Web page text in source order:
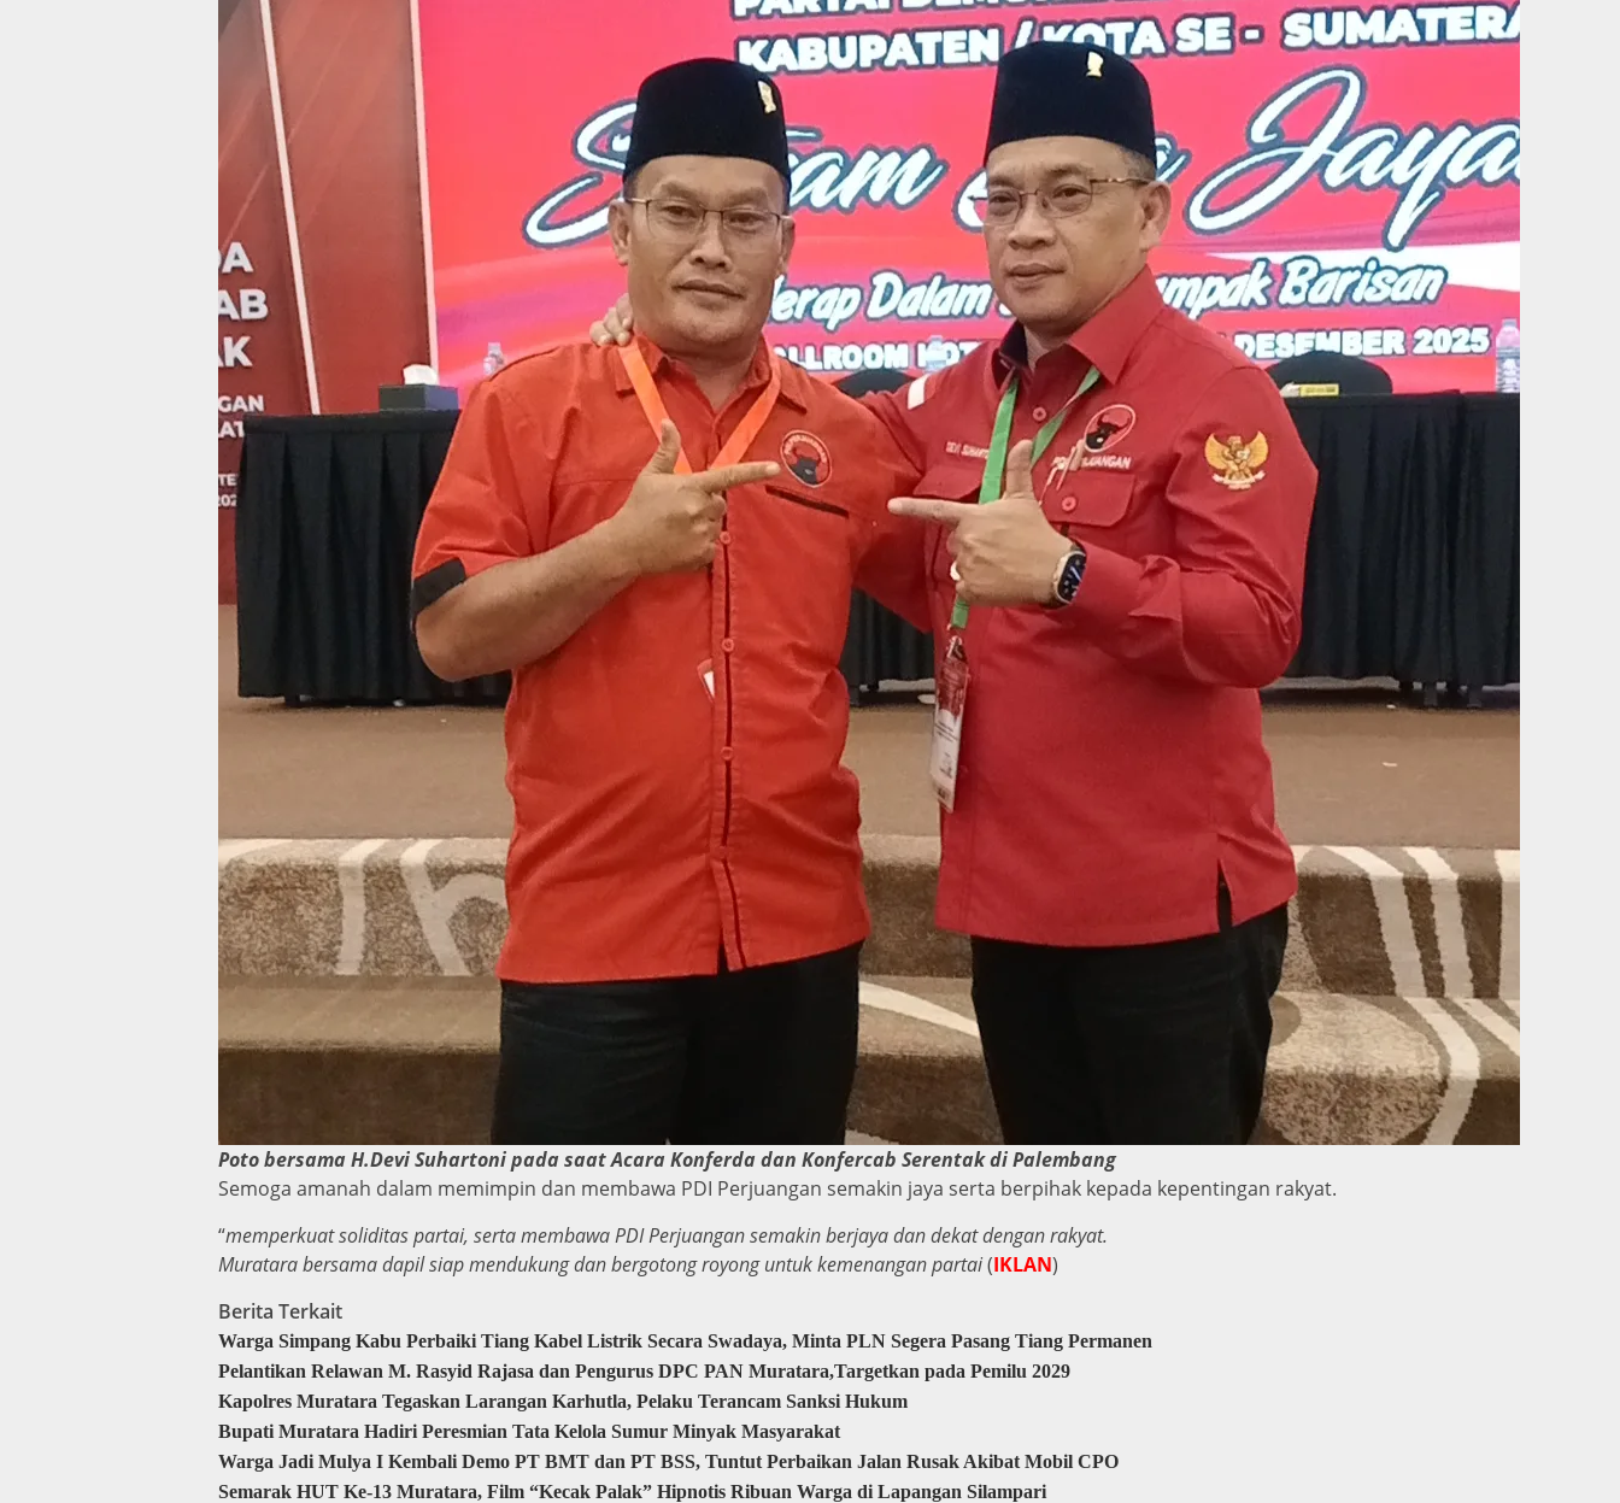
Poto bersama H.Devi Suhartoni pada saat Acara Konferda dan Konfercab Serentak di Palembang
Semoga amanah dalam memimpin dan membawa PDI Perjuangan semakin jaya serta berpihak kepada kepentingan rakyat.
“memperkuat soliditas partai, serta membawa PDI Perjuangan semakin berjaya dan dekat dengan rakyat.
Muratara bersama dapil siap mendukung dan bergotong royong untuk kemenangan partai(IKLAN)
Berita Terkait
Warga Simpang Kabu Perbaiki Tiang Kabel Listrik Secara Swadaya, Minta PLN Segera Pasang Tiang Permanen
Pelantikan Relawan M. Rasyid Rajasa dan Pengurus DPC PAN Muratara,Targetkan pada Pemilu 2029
Kapolres Muratara Tegaskan Larangan Karhutla, Pelaku Terancam Sanksi Hukum
Bupati Muratara Hadiri Peresmian Tata Kelola Sumur Minyak Masyarakat
Warga Jadi Mulya I Kembali Demo PT BMT dan PT BSS, Tuntut Perbaikan Jalan Rusak Akibat Mobil CPO
Semarak HUT Ke-13 Muratara, Film “Kecak Palak” Hipnotis Ribuan Warga di Lapangan Silampari